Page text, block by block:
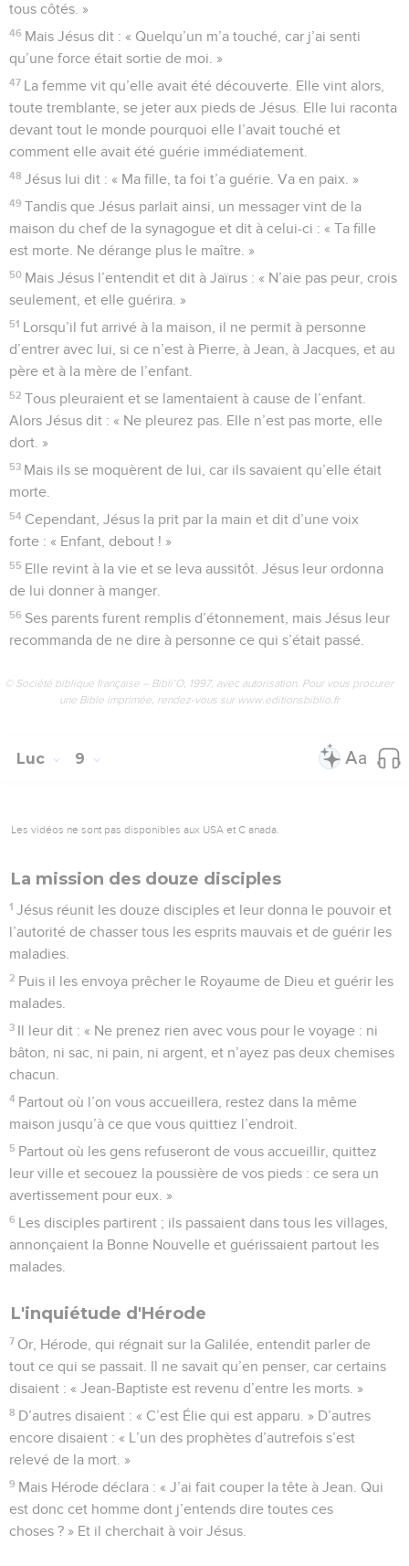
tous côtés. »
46 Mais Jésus dit : « Quelqu’un m’a touché, car j’ai senti
qu’une force était sortie de moi. »
47 La femme vit qu’elle avait été découverte. Elle vint alors,
toute tremblante, se jeter aux pieds de Jésus. Elle lui raconta
devant tout le monde pourquoi elle l’avait touché et
comment elle avait été guérie immédiatement.
48 Jésus lui dit : « Ma fille, ta foi t’a guérie. Va en paix. »
49 Tandis que Jésus parlait ainsi, un messager vint de la
maison du chef de la synagogue et dit à celui-ci : « Ta fille
est morte. Ne dérange plus le maître. »
50 Mais Jésus l’entendit et dit à Jaïrus : « N’aie pas peur, crois
seulement, et elle guérira. »
51 Lorsqu’il fut arrivé à la maison, il ne permit à personne
d’entrer avec lui, si ce n’est à Pierre, à Jean, à Jacques, et au
père et à la mère de l’enfant.
52 Tous pleuraient et se lamentaient à cause de l’enfant.
Alors Jésus dit : « Ne pleurez pas. Elle n’est pas morte, elle
dort. »
53 Mais ils se moquèrent de lui, car ils savaient qu’elle était
morte.
54 Cependant, Jésus la prit par la main et dit d’une voix
forte : « Enfant, debout ! »
55 Elle revint à la vie et se leva aussitôt. Jésus leur ordonna
de lui donner à manger.
56 Ses parents furent remplis d’étonnement, mais Jésus leur
recommanda de ne dire à personne ce qui s’était passé.
© Société biblique française – Bibli’O, 1997, avec autorisation. Pour vous procurer
une Bible imprimée, rendez-vous sur www.editionsbiblio.fr
Luc 9
Les vidéos ne sont pas disponibles aux USA et C anada.
La mission des douze disciples
1 Jésus réunit les douze disciples et leur donna le pouvoir et
l’autorité de chasser tous les esprits mauvais et de guérir les
maladies.
2 Puis il les envoya prêcher le Royaume de Dieu et guérir les
malades.
3 Il leur dit : « Ne prenez rien avec vous pour le voyage : ni
bâton, ni sac, ni pain, ni argent, et n’ayez pas deux chemises
chacun.
4 Partout où l’on vous accueillera, restez dans la même
maison jusqu’à ce que vous quittiez l’endroit.
5 Partout où les gens refuseront de vous accueillir, quittez
leur ville et secouez la poussière de vos pieds : ce sera un
avertissement pour eux. »
6 Les disciples partirent ; ils passaient dans tous les villages,
annonçaient la Bonne Nouvelle et guérissaient partout les
malades.
L'inquiétude d'Hérode
7 Or, Hérode, qui régnait sur la Galilée, entendit parler de
tout ce qui se passait. Il ne savait qu’en penser, car certains
disaient : « Jean-Baptiste est revenu d’entre les morts. »
8 D’autres disaient : « C’est Élie qui est apparu. » D’autres
encore disaient : « L’un des prophètes d’autrefois s’est
relevé de la mort. »
9 Mais Hérode déclara : « J’ai fait couper la tête à Jean. Qui
est donc cet homme dont j’entends dire toutes ces
choses ? » Et il cherchait à voir Jésus.